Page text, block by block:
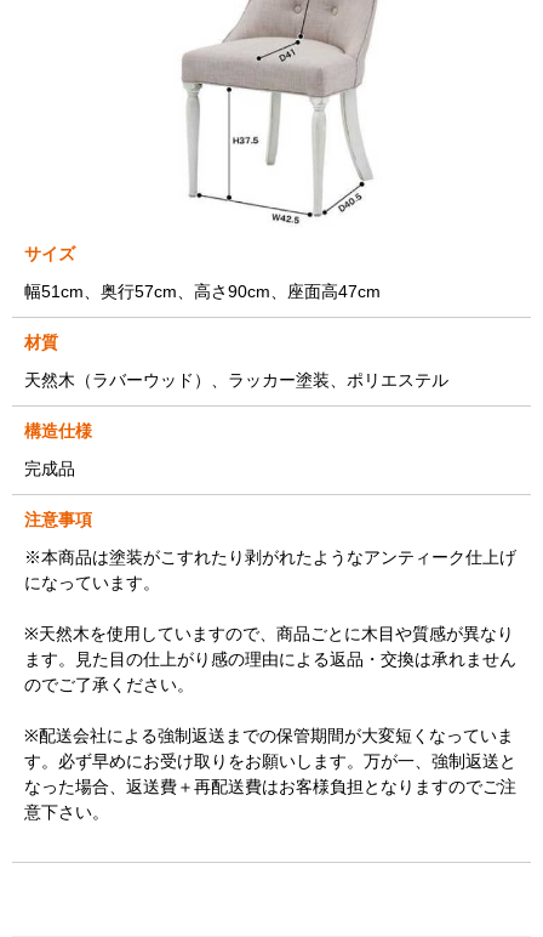
サイズ
幅51cm、奥行57cm、高さ90cm、座面高47cm
材質
天然木（ラバーウッド）、ラッカー塗装、ポリエステル
構造仕様
完成品
注意事項
※本商品は塗装がこすれたり剥がれたようなアンティーク仕上げ
になっています。
※天然木を使用していますので、商品ごとに木目や質感が異なり
ます。見た目の仕上がり感の理由による返品・交換は承れません
のでご了承ください。
※配送会社による強制返送までの保管期間が大変短くなっていま
す。必ず早めにお受け取りをお願いします。万が一、強制返送と
なった場合、返送費＋再配送費はお客様負担となりますのでご注
意下さい。